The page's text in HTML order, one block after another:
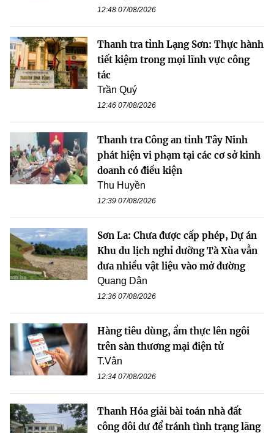
12:48 07/08/2026
Thanh tra tỉnh Lạng Sơn: Thực hành
tiết kiệm trong mọi lĩnh vực công
tác
Trần Quý
12:46 07/08/2026
Thanh tra Công an tỉnh Tây Ninh
phát hiện vi phạm tại các cơ sở kinh
doanh có điều kiện
Thu Huyền
12:39 07/08/2026
Sơn La: Chưa được cấp phép, Dự án
Khu du lịch nghỉ dưỡng Tà Xùa vẫn
đưa nhiều vật liệu vào mở đường
Quang Dân
12:36 07/08/2026
Hàng tiêu dùng, ẩm thực lên ngôi
trên sàn thương mại điện tử
T.Vân
12:34 07/08/2026
Thanh Hóa giải bài toán nhà đất
công dôi dư để tránh tình trạng lãng